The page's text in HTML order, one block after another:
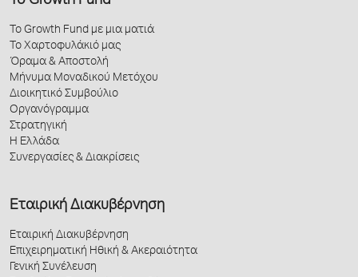
Το Growth Fund με μια ματιά
Το Χαρτοφυλάκιό μας
Όραμα & Αποστολή
Μήνυμα Μοναδικού Μετόχου
Διοικητικό Συμβούλιο
Οργανόγραμμα
Στρατηγική
Η Ελλάδα
Συνεργασίες & Διακρίσεις
Εταιρική Διακυβέρνηση
Εταιρική Διακυβέρνηση
Επιχειρηματική Ηθική & Ακεραιότητα
Γενική Συνέλευση